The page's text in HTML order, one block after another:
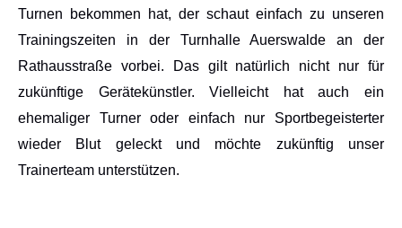
Turnen bekommen hat, der schaut einfach zu unseren
Trainingszeiten in der Turnhalle Auerswalde an der
Rathausstraße vorbei. Das gilt natürlich nicht nur für
zukünftige Gerätekünstler. Vielleicht hat auch ein
ehemaliger Turner oder einfach nur Sportbegeisterter
wieder Blut geleckt und möchte zukünftig unser
Trainerteam unterstützen.